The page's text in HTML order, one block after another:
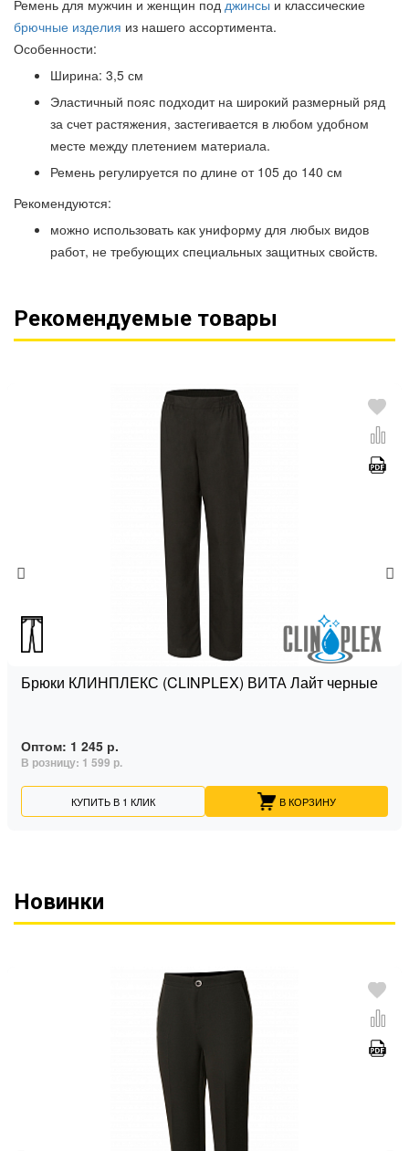
Ремень для мужчин и женщин под джинсы и классические
брючные изделия из нашего ассортимента.
Особенности:
Ширина: 3,5 см
Эластичный пояс подходит на широкий размерный ряд
за счет растяжения, застегивается в любом удобном
месте между плетением материала.
Ремень регулируется по длине от 105 до 140 см
Рекомендуются:
можно использовать как униформу для любых видов
работ, не требующих специальных защитных свойств.
Рекомендуемые товары
Брюки КЛИНПЛЕКС (CLINPLEX) ВИТА Лайт черные
Оптом: 1 245 р.
В розницу: 1 599 р.
КУПИТЬ В 1 КЛИК В КОРЗИНУ
Новинки